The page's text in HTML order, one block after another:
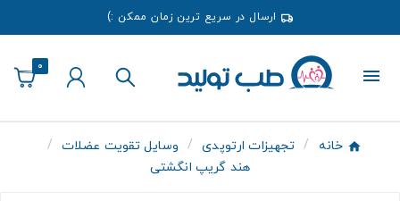
ارسال در سریع ترین زمان ممکن :)
0
خانه تجهیزات ارتوپدی
وسایل تقویت عضلات
هند گریپ انگشتی